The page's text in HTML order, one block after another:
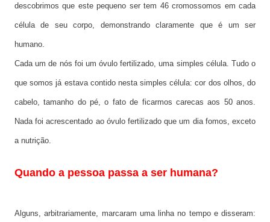
descobrimos que este pequeno ser tem 46 cromossomos em cada
célula de seu corpo, demonstrando claramente que é um ser
humano.
Cada um de nós foi um óvulo fertilizado, uma simples célula. Tudo o
que somos já estava contido nesta simples célula: cor dos olhos, do
cabelo, tamanho do pé, o fato de ficarmos carecas aos 50 anos.
Nada foi acrescentado ao óvulo fertilizado que um dia fomos, exceto
a nutrição.
Quando a pessoa passa a ser humana?
Alguns, arbitrariamente, marcaram uma linha no tempo e disseram: